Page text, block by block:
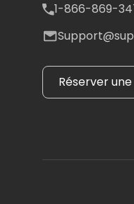
1-866-869-
Réserver